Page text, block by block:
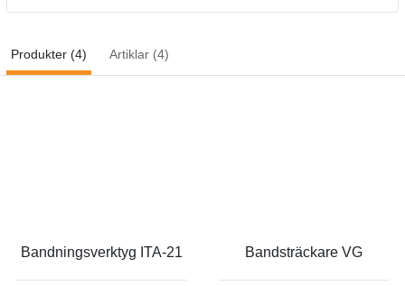
Produkter (4) Artiklar (4)
Bandningsverktyg ITA-21 Bandsträckare VG